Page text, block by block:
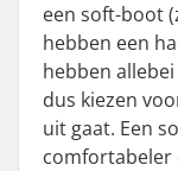
een soft-boot
hebben een
hebben
dus kiezen
uit gaat. Een
comfortabeler